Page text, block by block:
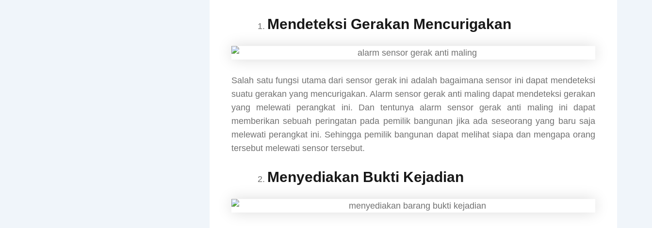
Mendeteksi Gerakan Mencurigakan
Salah satu fungsi utama dari sensor gerak ini adalah bagaimana sensor ini dapat mendeteksi
suatu gerakan yang mencurigakan. Alarm sensor gerak anti maling dapat mendeteksi gerakan
yang melewati perangkat ini. Dan tentunya alarm sensor gerak anti maling ini dapat
memberikan sebuah peringatan pada pemilik bangunan jika ada seseorang yang baru saja
melewati perangkat ini. Sehingga pemilik bangunan dapat melihat siapa dan mengapa orang
tersebut melewati sensor tersebut.
Menyediakan Bukti Kejadian